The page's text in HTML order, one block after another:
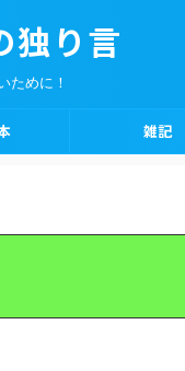
独り言
ために！
雑記